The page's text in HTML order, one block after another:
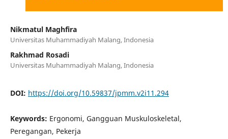
Nikmatul Maghfira
Universitas Muhammadiyah Malang, Indonesia
Rakhmad Rosadi
Universitas Muhammadiyah Malang, Indonesia
DOI: https://doi.org/10.59837/jpmm.v2i11.294
Keywords: Ergonomi, Gangguan Muskuloskeletal,
Peregangan, Pekerja